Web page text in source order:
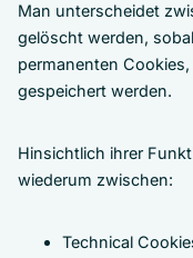
Man unterscheidet
gelöscht werden,
permanenten
gespeichert werden.
Hinsichtlich ihrer
wiederum zwischen:
Technical